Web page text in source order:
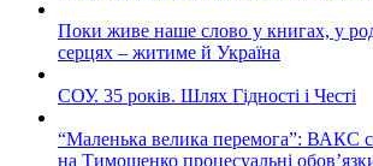
Поки живе наше слово у книгах, у
серцях – житиме й Україна
СОУ. 35 років. Шлях Гідності і Честі
“Маленька велика перемога”: ВАКС
на Тимошенко процесуальні